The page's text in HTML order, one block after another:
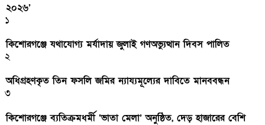
২০২৬’
১
কিশোরগঞ্জে যথাযোগ্য মর্যাদায় জুলাই গণঅভ্যুত্থান দিবস পালিত
২
অধিগ্রহণকৃত তিন ফসলি জমির ন্যায্যমূল্যের দাবিতে মানববন্ধন
৩
কিশোরগঞ্জে ব্যতিক্রমধর্মী ‘ভাতা মেলা’ অনুষ্ঠিত, দেড় হাজারের বেশি